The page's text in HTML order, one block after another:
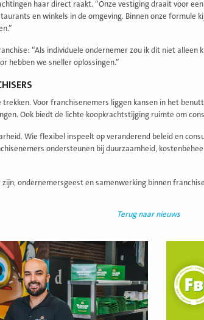
haar direct raakt. “Onze vestiging draait voor
en winkels in de omgeving. Binnen onze formule
“Als individuele ondernemer zou ik dit niet alleen
hebben we sneller oplossingen.”
trekken. Voor franchisenemers liggen kansen in het
Ook biedt de lichte koopkrachtstijging ruimte om
Wie flexibel inspeelt op veranderend beleid en
ondersteunen bij duurzaamheid,
ondernemersgeest en samenwerking binnen
Terug naar nieuws